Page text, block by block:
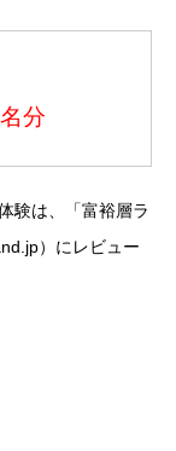
分
験は、「富裕層ラ
）にレビュー